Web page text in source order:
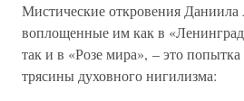
Мистические откровения Даниила
воплощенные им как в
так и в «Розе мира», – это
трясины духовного нигилизма: